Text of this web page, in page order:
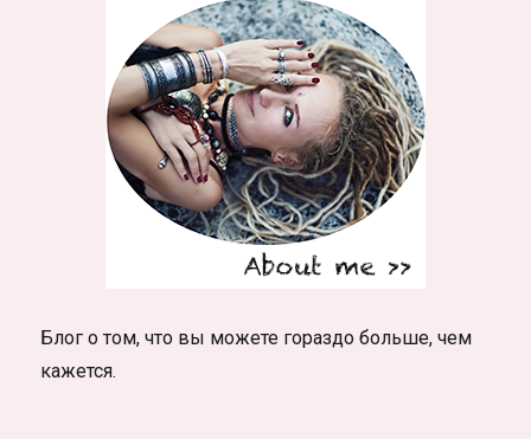
Блог о том, что вы можете гораздо больше, чем
кажется.